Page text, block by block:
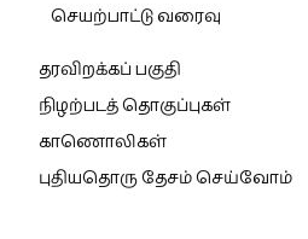
செயற்பாட்டு வரைவு
தரவிறக்கப் பகுதி
நிழற்படத் தொகுப்புகள்
காணொலிகள்
புதியதொரு தேசம் செய்வோம்